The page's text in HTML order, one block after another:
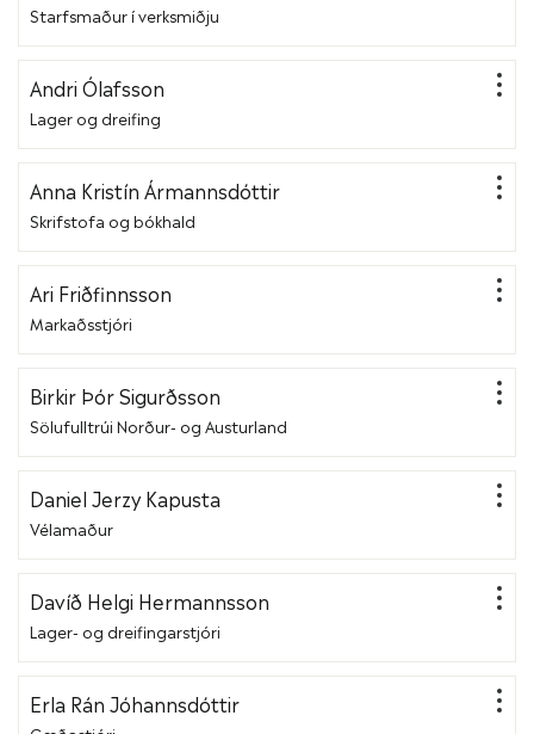
Starfsmaður í verksmiðju
Andri Ólafsson
Lager og dreifing
Anna Kristín Ármannsdóttir
Skrifstofa og bókhald
Ari Friðfinnsson
Markaðsstjóri
Birkir Þór Sigurðsson
Sölufulltrúi Norður- og Austurland
Daniel Jerzy Kapusta
Vélamaður
Davíð Helgi Hermannsson
Lager- og dreifingarstjóri
Erla Rán Jóhannsdóttir